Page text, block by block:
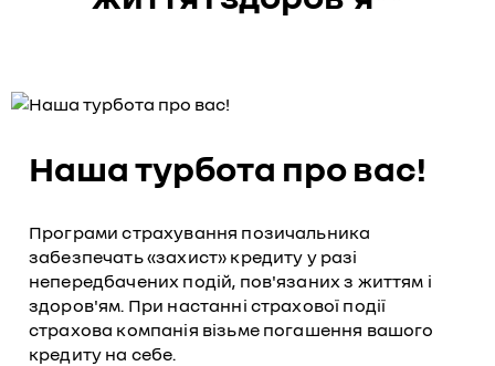
Наша турбота про вас!
Програми страхування позичальника
забезпечать «захист» кредиту у разі
непередбачених подій, пов'язаних з життям і
здоров'ям. При настанні страхової події
страхова компанія візьме погашення вашого
кредиту на себе.